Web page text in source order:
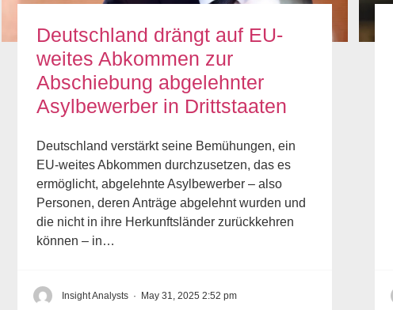
Deutschland drängt auf EU-
weites Abkommen zur
Abschiebung abgelehnter
Asylbewerber in Drittstaaten
Deutschland verstärkt seine Bemühungen, ein
EU-weites Abkommen durchzusetzen, das es
ermöglicht, abgelehnte Asylbewerber – also
Personen, deren Anträge abgelehnt wurden und
die nicht in ihre Herkunftsländer zurückkehren
können – in…
Insight Analysts · May 31, 2025 2:52 pm